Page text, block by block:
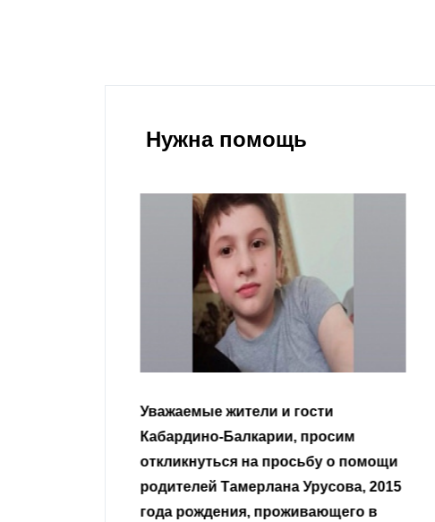
Нужна помощь
Уважаемые земляки и все
неравнодушные граждане.
Читать далее